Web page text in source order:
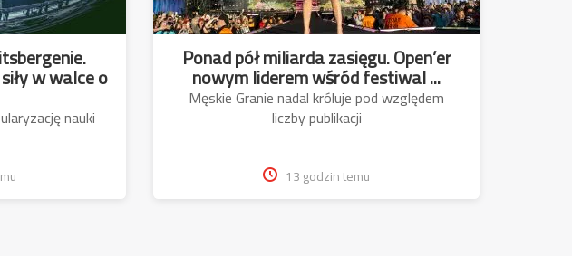
w walce o
nauki
Ponad pół miliarda zasięgu. Open’er
nowym liderem wśród festiwal ...
Męskie Granie nadal króluje pod względem
liczby publikacji
13 godzin temu